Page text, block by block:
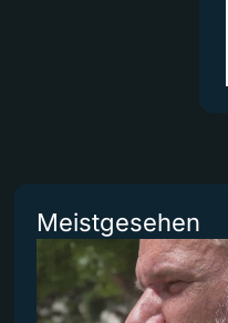
Meistgesehen